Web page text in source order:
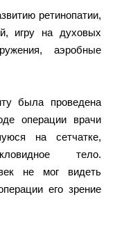
ретинопатии,
игру на духовых
аэробные
была проведена
операции врачи
на сетчатке,
тело.
не мог видеть
его зрение